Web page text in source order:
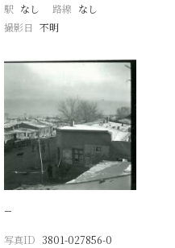
駅 なし 路線 なし
撮影日 不明
−
写真ID 3801-027856-0